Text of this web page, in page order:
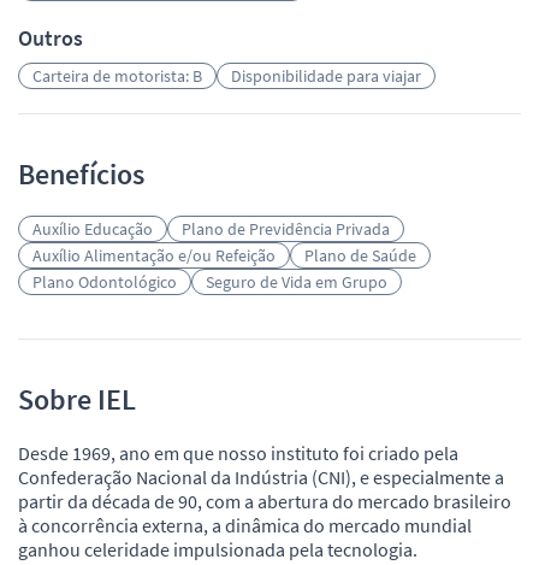
Outros
Carteira de motorista: B Disponibilidade para viajar
Benefícios
Auxílio Educação
Plano de Previdência Privada
Auxílio Alimentação e/ou Refeição
Plano de Saúde
Plano Odontológico
Seguro de Vida em Grupo
Sobre IEL
Desde 1969, ano em que nosso instituto foi criado pela
Confederação Nacional da Indústria (CNI), e especialmente a
partir da década de 90, com a abertura do mercado brasileiro
à concorrência externa, a dinâmica do mercado mundial
ganhou celeridade impulsionada pela tecnologia.